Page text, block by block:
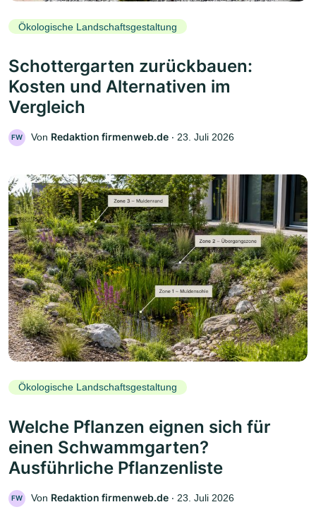
Ökologische Landschaftsgestaltung
Schottergarten zurückbauen:
Kosten und Alternativen im
Vergleich
FW Von Redaktion firmenweb.de ‧ 23. Juli 2026
Ökologische Landschaftsgestaltung
Welche Pflanzen eignen sich für
einen Schwammgarten?
Ausführliche Pflanzenliste
FW Von Redaktion firmenweb.de ‧ 23. Juli 2026